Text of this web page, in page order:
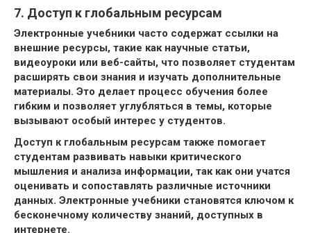
7. Доступ к глобальным ресурсам
Электронные учебники часто содержат ссылки на
внешние ресурсы, такие как научные статьи,
видеоуроки или веб-сайты, что позволяет студентам
расширять свои знания и изучать дополнительные
материалы. Это делает процесс обучения более
гибким и позволяет углубляться в темы, которые
вызывают особый интерес у студентов.
Доступ к глобальным ресурсам также помогает
студентам развивать навыки критического
мышления и анализа информации, так как они учатся
оценивать и сопоставлять различные источники
данных. Электронные учебники становятся ключом к
бесконечному количеству знаний, доступных в
интернете.